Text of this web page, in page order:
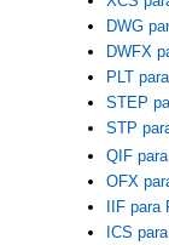
DWG
DWFX
PLT
STEP
STP
QIF
OFX
IIF para
ICS